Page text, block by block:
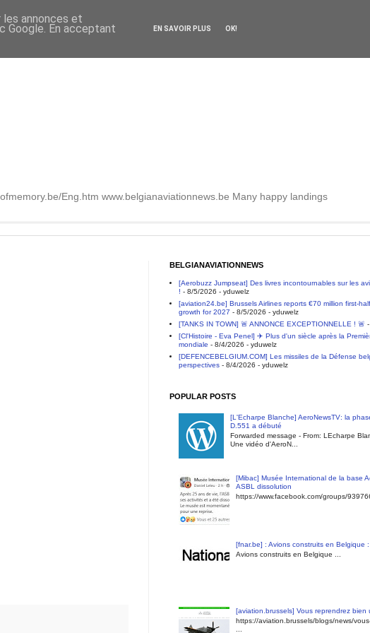
Eng.htm www.belgianaviationnews.be Many happy landings
BELGIANAVIATIONNEWS
[Aerobuzz Jumpseat] Des livres incontournables sur les
! - 8/5/2026 - yduwelz
[aviation24.be] Brussels Airlines reports €70 million first-
growth for 2027 - 8/5/2026 - yduwelz
[TANKS IN TOWN] 🚨 ANNONCE EXCEPTIONNELLE ! 🚨
[Cl'Histoire - Eva Penel] ✈️ Plus d'un siècle après la
mondiale - 8/4/2026 - yduwelz
[DEFENCEBELGIUM.COM] Les missiles de la Défense
perspectives- 8/4/2026 - yduwelz
POPULAR POSTS
[L'Echarpe Blanche] AeroNewsTV: la
D.551 a débuté
Forwarded message - From: LEcharpe
Une vidéo d'AeroN...
[Mibac] Musée International de la base
ASBL dissolution
https://www.facebook.com/groups/
[fnar.be] : Avions construits en Belgique
Avions construits en Belgique ...
[aviation.brussels] Vous reprendrez bien
https://aviation.brussels/blogs/news/
les annonces et
Google. En acceptant EN SAVOIR PLUS OK!